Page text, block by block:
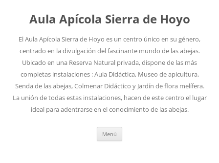
Aula Apícola Sierra de Hoyo
El Aula Apícola Sierra de Hoyo es un centro único en su género,
centrado en la divulgación del fascinante mundo de las abejas.
Ubicado en una Reserva Natural privada, dispone de las más
completas instalaciones : Aula Didáctica, Museo de apicultura,
Senda de las abejas, Colmenar Didáctico y Jardín de flora melífera.
La unión de todas estas instalaciones, hacen de este centro el lugar
ideal para adentrarse en el conocimiento de las abejas.
Menú